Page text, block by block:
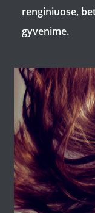
renginiuose,
gyvenime.